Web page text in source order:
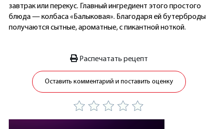
завтрак или перекус. Главный ингредиент этого простого
блюда — колбаса «Балыковая». Благодаря ей бутерброды
получаются сытные, ароматные, с пикантной ноткой.
Распечатать рецепт
Оставить комментарий и поставить оценку